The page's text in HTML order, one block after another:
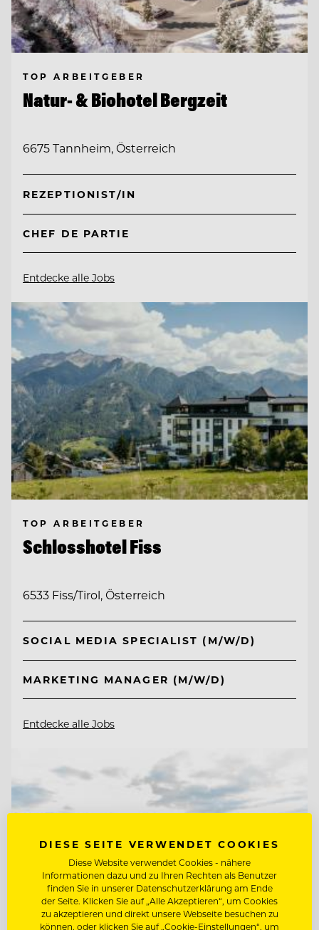
TOP ARBEITGEBER
Natur- & Biohotel Bergzeit
6675 Tannheim, Österreich
REZEPTIONIST/IN
CHEF DE PARTIE
Entdecke alle Jobs
TOP ARBEITGEBER
Schlosshotel Fiss
6533 Fiss/Tirol, Österreich
SOCIAL MEDIA SPECIALIST (M/W/D)
MARKETING MANAGER (M/W/D)
Entdecke alle Jobs
DIESE SEITE VERWENDET COOKIES
Diese Website verwendet Cookies - nähere
Informationen dazu und zu Ihren Rechten als Benutzer
finden Sie in unserer Datenschutzerklärung am Ende
der Seite. Klicken Sie auf „Alle Akzeptieren“, um Cookies
zu akzeptieren und direkt unsere Webseite besuchen zu
können, oder klicken Sie auf „Cookie-Einstellungen“, um